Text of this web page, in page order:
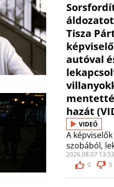
Tisza
autóval
hazát
VIDEÓ
A
szobából,
2026.08.07 13:53
0
3